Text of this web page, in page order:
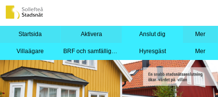
Startsida Aktivera Anslut dig Mer
Villaägare BRF och samfällighet Hyresgäst Mer